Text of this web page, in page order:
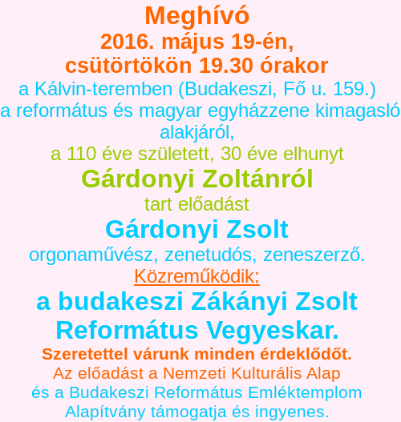
Meghívó
2016. május 19-én,
csütörtökön 19.30 órakor
a Kálvin-teremben (Budakeszi, Fő u. 159.)
a református és magyar egyházzene kimagasló
alakjáról,
a 110 éve született, 30 éve elhunyt
Gárdonyi Zoltánról
tart előadást
Gárdonyi Zsolt
orgonaművész, zenetudós, zeneszerző.
Közreműködik:
a budakeszi Zákányi Zsolt
Református Vegyeskar.
Szeretettel várunk minden érdeklődőt.
Az előadást a Nemzeti Kulturális Alap
és a Budakeszi Református Emléktemplom
Alapítvány támogatja és ingyenes.